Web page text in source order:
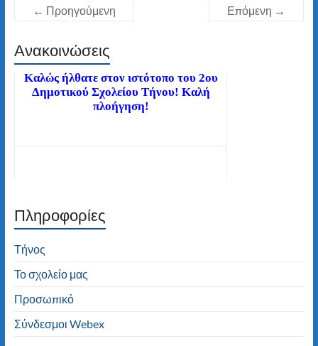
← Προηγούμενη Επόμενη →
Ανακοινώσειςπλοήγηση!
Πληροφορίες
Τήνος
Το σχολείο μας
Προσωπικό
Σύνδεσμοι Webex